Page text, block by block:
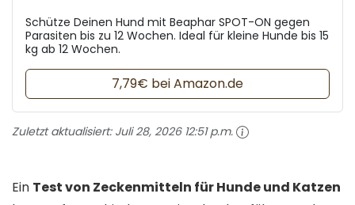
Schütze Deinen Hund mit Beaphar SPOT-ON gegen
Parasiten bis zu 12 Wochen. Ideal für kleine Hunde bis 15
kg ab 12 Wochen.
7,79€ bei Amazon.de
Zuletzt aktualisiert: Juli 28, 2026 12:51 p.m.
Ein Test von Zeckenmitteln für Hunde und Katzen